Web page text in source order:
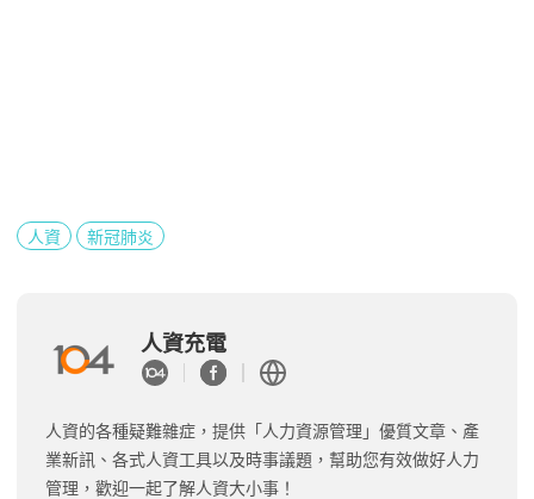
人資 新冠肺炎
人資充電
人資的各種疑難雜症，提供「人力資源管理」優質文章、產
業新訊、各式人資工具以及時事議題，幫助您有效做好人力
管理，歡迎一起了解人資大小事！